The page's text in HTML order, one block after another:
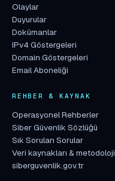
Olaylar
Duyurular
Dokümanlar
IPv4 Göstergeleri
Domain Göstergeleri
Email Aboneliği
REHBER & KAYNAK
Operasyonel Rehberler
Siber Güvenlik Sözlüğü
Sık Sorulan Sorular
Veri kaynakları & metodoloji
siberguvenlik.gov.tr